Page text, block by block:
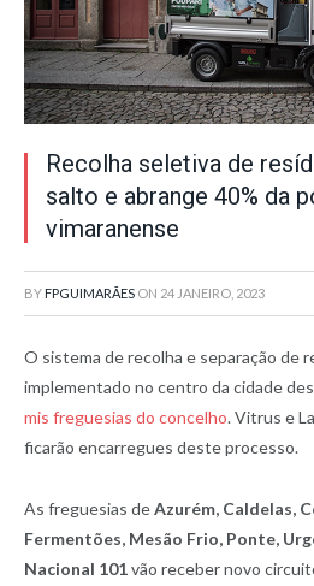
Recolha seletiva de
salto e abrange 40% da
vimaranense
BY FPGUIMARÃES ON 24 JANEIRO, 2023
O sistema de recolha e separação de
implementado no centro da cidade
mis freguesias do concelho. Vitrus e
ficarão encarregues deste processo.
As freguesias deAzurém, Caldelas,
Fermentões, Mesão Frio, Ponte,
Nacional 101vão receber novo